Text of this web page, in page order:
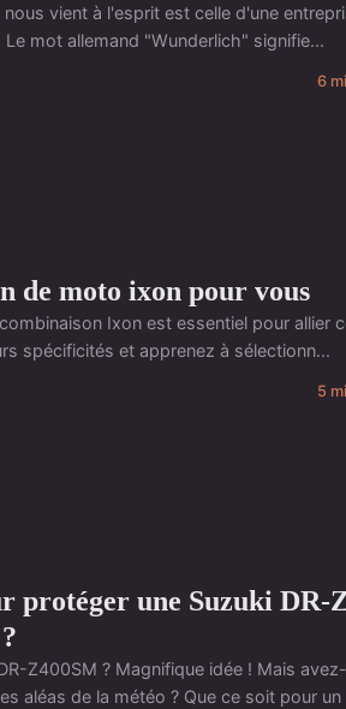
vient à l'esprit est celle d'une
mot allemand "Wunderlich" signifie...
6
de moto ixon pour vous
Ixon est essentiel pour allier
spécificités et apprenez à sélectionn...
5
protéger une Suzuki DR-
Z400SM ? Magnifique idée ! Mais
aléas de la météo ? Que ce soit pour un